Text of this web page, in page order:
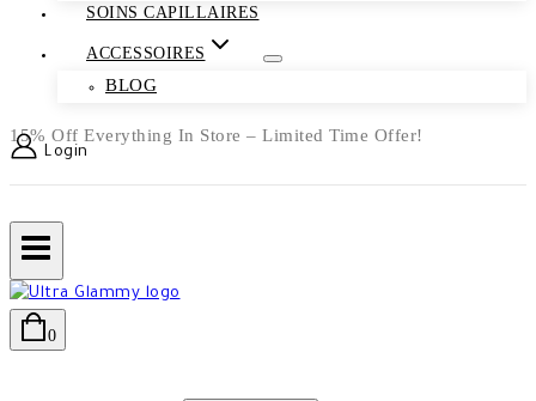
SOINS CAPILLAIRES
ACCESSOIRES
BLOG
15% Off Everything In Store – Limited Time Offer!
Login
0